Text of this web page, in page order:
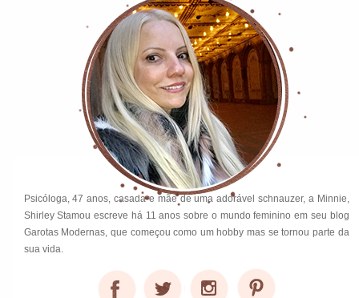
Psicóloga, 47 anos, casada e mãe de uma adorável schnauzer, a Minnie,
Shirley Stamou escreve há 11 anos sobre o mundo feminino em seu blog
Garotas Modernas, que começou como um hobby mas se tornou parte da
sua vida.